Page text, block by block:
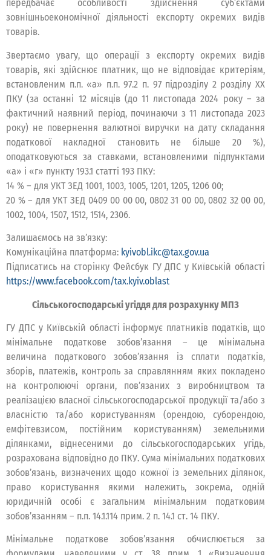
передбачає особливості здійснення суб’єктами
зовнішньоекономічної діяльності експорту окремих видів
товарів.
Звертаємо увагу, що операції з експорту окремих видів
товарів, які здійснює платник, що не відповідає критеріям,
встановленим п.п. «а» п.п. 97.2 п. 97 підрозділу 2 розділу ХХ
ПКУ (за останні 12 місяців (до 11 листопада 2024 року – за
фактичний наявний період, починаючи з 11 листопада 2023
року) не повернення валютної виручки на дату складання
податкової накладної становить не більше 20 %),
оподатковуються за ставками, встановленими підпунктами
«а» і «г» пункту 193.1 статті 193 ПКУ:
14 % – для УКТ ЗЕД 1001, 1003, 1005, 1201, 1205, 1206 00;
20 % – для УКТ ЗЕД 0409 00 00 00, 0802 31 00 00, 0802 32 00 00,
1002, 1004, 1507, 1512, 1514, 2306.
Залишаємось на зв’язку:
Комунікаційна платформа: kyivobl.ikc@tax.gov.ua
Підписатись на сторінку Фейсбук ГУ ДПС у Київській області
https://www.facebook.com/tax.kyiv.oblast
Сільськогосподарські угіддя для розрахунку МПЗ
ГУ ДПС у Київській області інформує платників податків, що
мінімальне податкове зобов’язання – це мінімальна
величина податкового зобов’язання із сплати податків,
зборів, платежів, контроль за справлянням яких покладено
на контролюючі органи, пов’язаних з виробництвом та
реалізацією власної сільськогосподарської продукції та/або з
власністю та/або користуванням (орендою, суборендою,
емфітевзисом, постійним користуванням) земельними
ділянками, віднесеними до сільськогосподарських угідь,
розрахована відповідно до ПКУ. Сума мінімальних податкових
зобов’язань, визначених щодо кожної із земельних ділянок,
право користування якими належить, зокрема, одній
юридичній особі є загальним мінімальним податковим
зобов’язанням – п.п. 14.1.114 прим. 2 п. 14.1 ст. 14 ПКУ.
Мінімальне податкове зобов’язання обчислюється за